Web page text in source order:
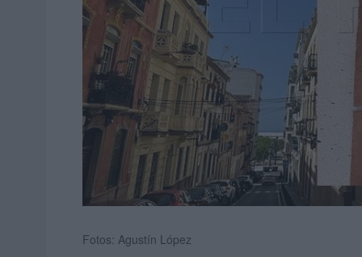
Fotos: Agustín López